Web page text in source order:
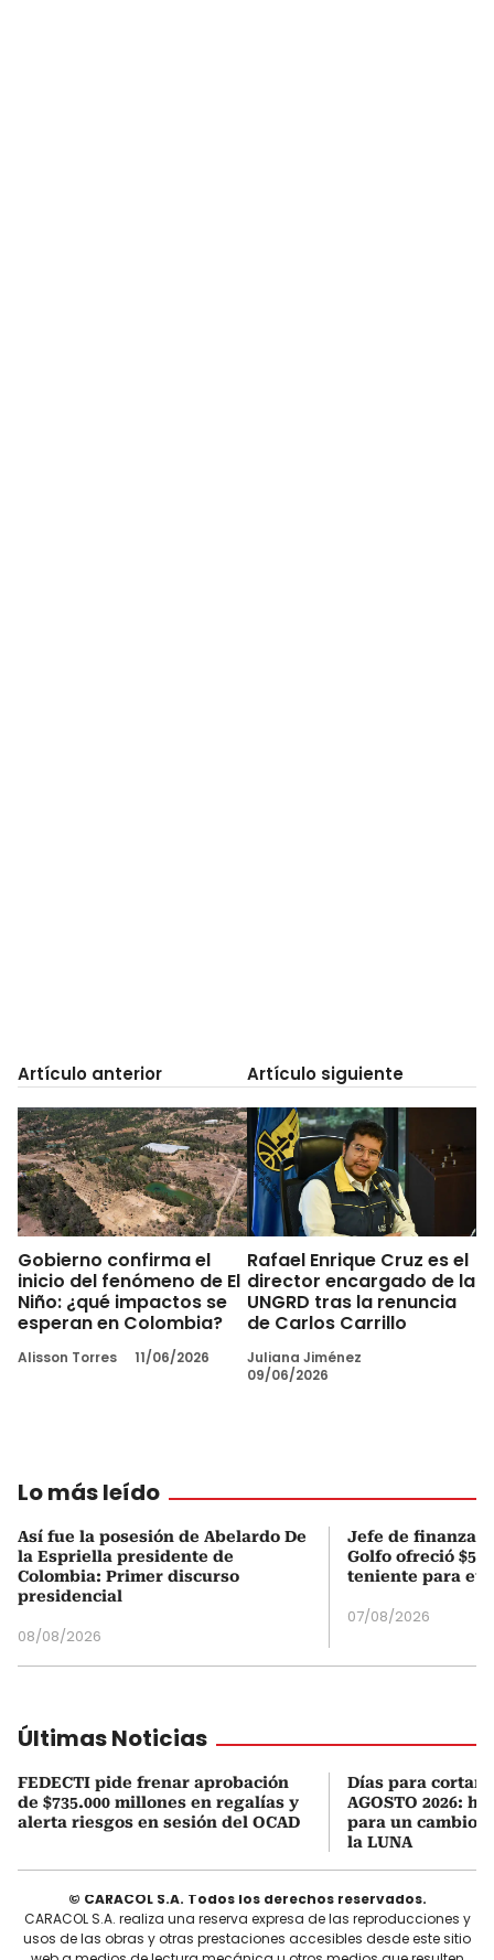
Artículo anterior
Gobierno confirma el
inicio del fenómeno de El
Niño: ¿qué impactos se
esperan en Colombia?
Alisson Torres 11/06/2026
Artículo siguiente
Rafael Enrique Cruz es el
director encargado de la
UNGRD tras la renuncia
de Carlos Carrillo
Juliana Jiménez
09/06/2026
Lo más leído
Así fue la posesión de Abelardo De
la Espriella presidente de
Colombia: Primer discurso
presidencial
08/08/2026
Jefe de finanzas
Golfo ofreció
teniente para
07/08/2026
Últimas Noticias
FEDECTI pide frenar aprobación
de $735.000 millones en regalías y
alerta riesgos en sesión del OCAD
Días para
AGOSTO 2026:
para un cambio
la LUNA
© CARACOL S.A. Todos los derechos reservados.
CARACOL S.A. realiza una reserva expresa de las reproducciones y
usos de las obras y otras prestaciones accesibles desde este sitio